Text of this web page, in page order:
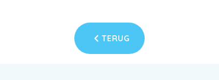
TERUG